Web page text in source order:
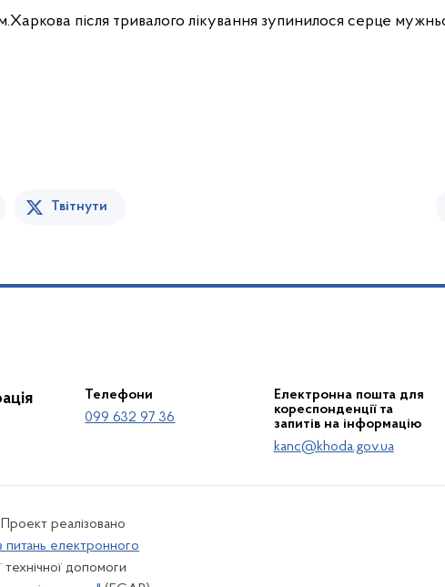
після тривалого лікування зупинилося серце
Твітнути
Телефони
099 632 97 36
Електронна пошта для
кореспонденції та
запитів на інформацію
kanc@khoda.gov.ua
Проект реалізовано
електронного
допомоги